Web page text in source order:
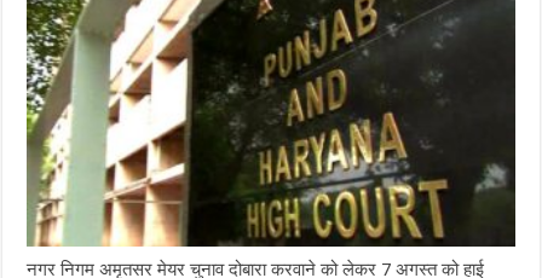
नगर निगम अमृतसर मेयर चुनाव दोबारा करवाने को लेकर 7 अगस्त को हाई